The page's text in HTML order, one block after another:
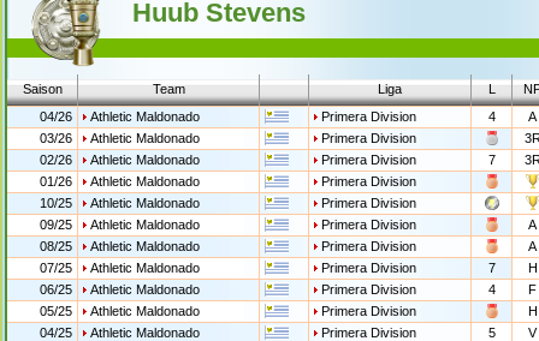
Huub Stevens
Saison Team Liga L
04/26
Athletic Maldonado Primera Division 4
A
03/26
Athletic Maldonado Primera Division
02/26
Athletic Maldonado Primera Division 7
01/26
Athletic Maldonado
Primera Division
10/25
Athletic Maldonado
Primera Division
09/25
Athletic Maldonado Primera Division
A
08/25
Athletic Maldonado Primera Division
A
07/25
Athletic Maldonado Primera Division 7
H
06/25
Athletic Maldonado Primera Division 4
F
05/25
Athletic Maldonado Primera Division
H
04/25
Athletic Maldonado Primera Division 5
V